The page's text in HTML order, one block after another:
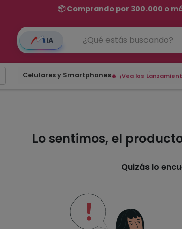
📦 Comprando por 300.000 o
💳 ¡HASTA 24 CUOTAS
IA
Celulares y Smartphones
¡Vea los
Lo sentimos, el
Quizás lo